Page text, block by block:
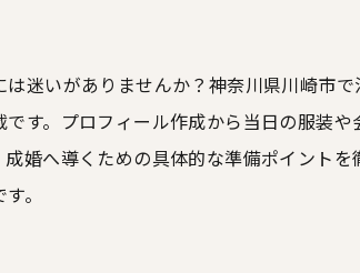
迷いがありませんか？神奈川県川崎市
す。プロフィール作成から当日の服装
婚へ導くための具体的な準備ポイント
。